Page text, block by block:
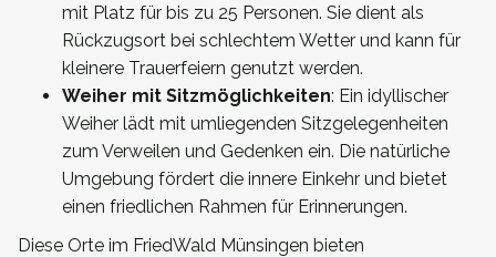
mit Platz für bis zu 25 Personen. Sie dient als
Rückzugsort bei schlechtem Wetter und kann für
kleinere Trauerfeiern genutzt werden.
Weiher mit Sitzmöglichkeiten: Ein idyllischer
Weiher lädt mit umliegenden Sitzgelegenheiten
zum Verweilen und Gedenken ein. Die natürliche
Umgebung fördert die innere Einkehr und bietet
einen friedlichen Rahmen für Erinnerungen.
Diese Orte im FriedWald Münsingen bieten